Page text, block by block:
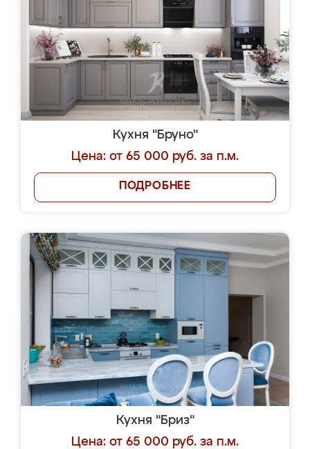
Кухня "Бруно"
Цена: от 65 000 руб. за п.м.
ПОДРОБНЕЕ
Кухня "Бриз"
Цена: от 65 000 руб. за п.м.